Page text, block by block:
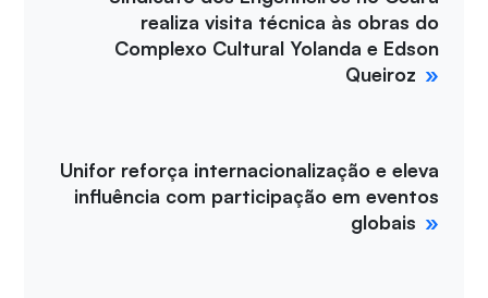
realiza visita técnica às obras do
Complexo Cultural Yolanda e Edson
Queiroz
Unifor reforça internacionalização e eleva
influência com participação em eventos
globais